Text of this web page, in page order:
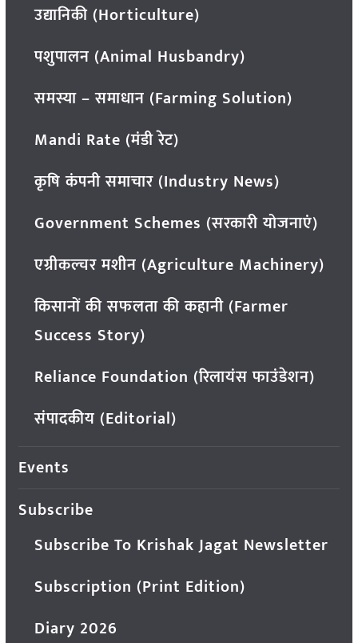
उद्यानिकी (Horticulture)
पशुपालन (Animal Husbandry)
समस्या – समाधान (Farming Solution)
Mandi Rate (मंडी रेट)
कृषि कंपनी समाचार (Industry News)
Government Schemes (सरकारी योजनाएं)
एग्रीकल्चर मशीन (Agriculture Machinery)
किसानों की सफलता की कहानी (Farmer
Success Story)
Reliance Foundation (रिलायंस फाउंडेशन)
संपादकीय (Editorial)
Events
Subscribe
Subscribe To Krishak Jagat Newsletter
Subscription (Print Edition)
Diary 2026